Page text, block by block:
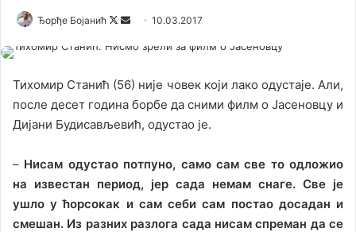
Ђорђе Бојанић
F
X
d
a
i
l
10.03.2017
Тихомир Станић (56) није човек који лако одустаје. Али,
после десет година борбе да сними филм о Јасеновцу и
Дијани Будисављевић, одустао је.
– Нисам одустао потпуно, само сам све то одложио
на известан период, јер сада немам снаге. Све је
ушло у ћорсокак и сам себи сам постао досадан и
смешан. Из разних разлога сада нисам спреман да се